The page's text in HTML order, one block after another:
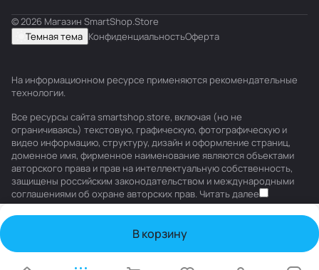
В корзину
© 2026 Магазин SmartShop.Store
Темная тема КонфиденциальностьОферта
На информационном ресурсе применяются рекомендательные
технологии.
Все ресурсы сайта smartshop.store, включая (но не
ограничиваясь) текстовую, графическую, фотографическую и
видео информацию, структуру, дизайн и оформление страниц,
доменное имя, фирменное наименование являются объектами
авторского права и прав на интеллектуальную собственность,
защищены российским законодательством и международными
соглашениями об охране авторских прав. Читать далее